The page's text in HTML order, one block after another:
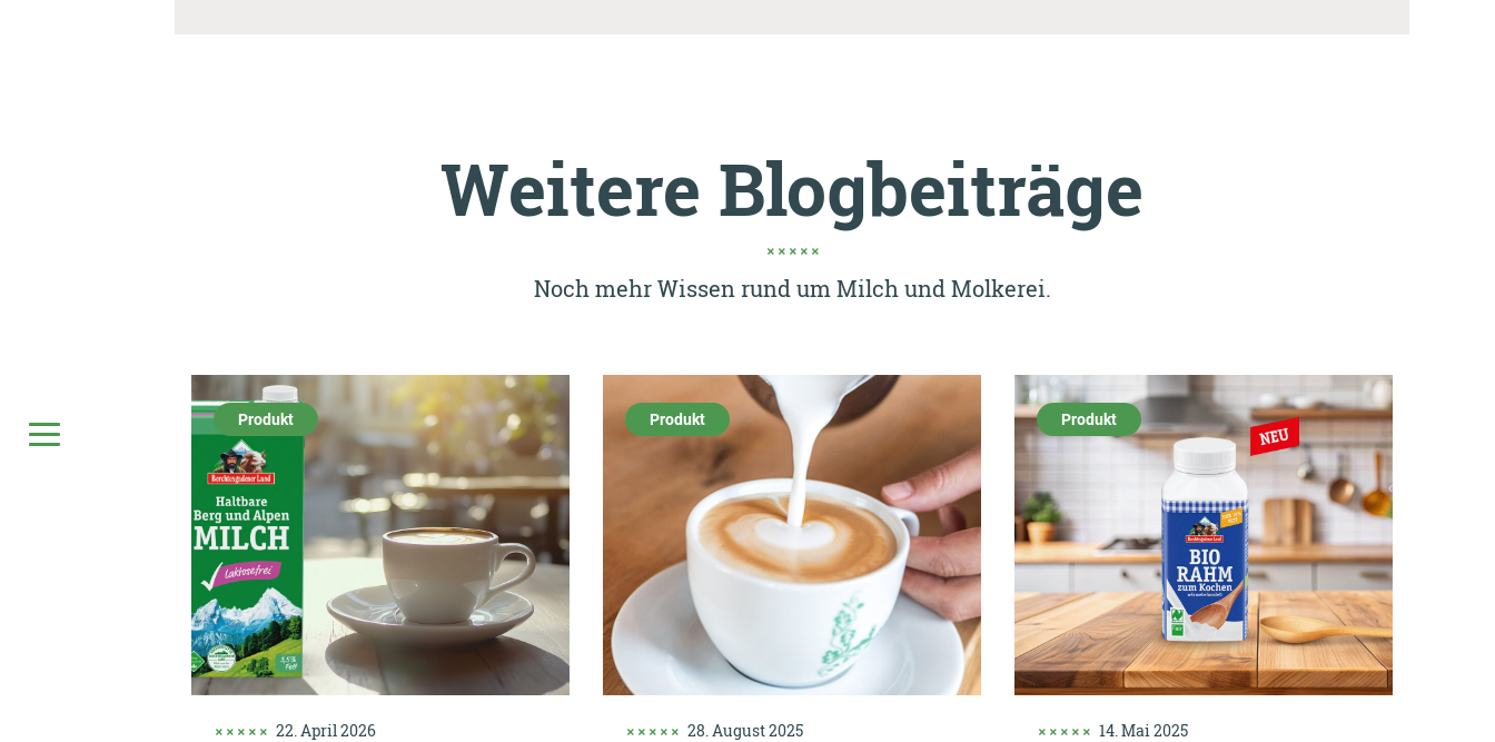
Weitere Blogbeiträge
Noch mehr Wissen rund um Milch und Molkerei.
Produkt
22. April 2026
Produkt
28. August 2025
Produkt
14. Mai 2025